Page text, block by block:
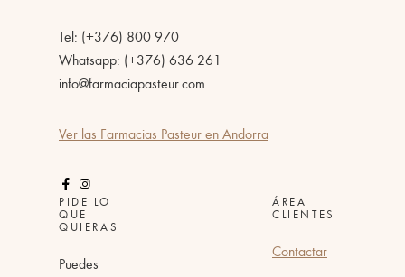
Tel: (+376) 800 970
Whatsapp: (+376) 636 261
info@farmaciapasteur.com
Ver las Farmacias Pasteur en Andorra
PIDE LO
QUE
QUIERAS
Puedes
ÁREA
CLIENTES
Contactar